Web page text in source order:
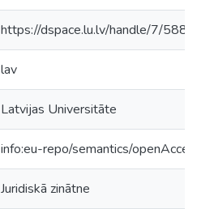
https://dspace.lu.lv/handle/7/
lav
Latvijas Universitāte
info:eu-repo/semantics/
Juridiskā zinātne